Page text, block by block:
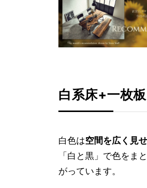
白系床+一枚板
白色は空間を広く見
「白と黒」で色をま
がっています。